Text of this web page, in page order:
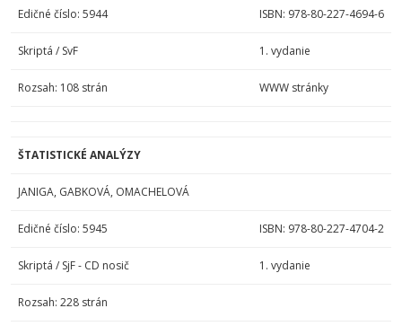
Edičné číslo: 5944 ISBN: 978-80-227-4694-6
Skriptá / SvF 1. vydanie
Rozsah: 108 strán WWW stránky
ŠTATISTICKÉ ANALÝZY
JANIGA, GABKOVÁ, OMACHELOVÁ
Edičné číslo: 5945 ISBN: 978-80-227-4704-2
Skriptá / SjF - CD nosič 1. vydanie
Rozsah: 228 strán